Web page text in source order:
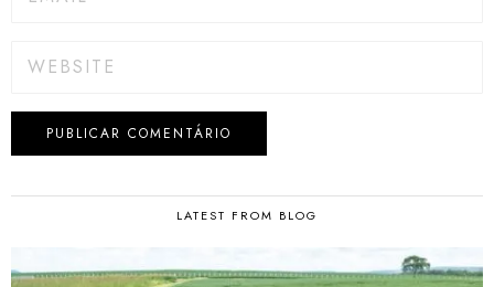
LATEST FROM BLOG